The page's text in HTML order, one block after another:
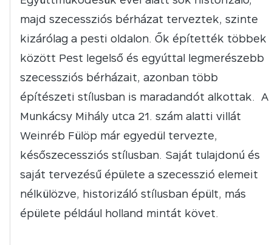
majd szecessziós bérházat terveztek, szinte
kizárólag a pesti oldalon. Ők építették többek
között Pest legelső és egyúttal legmerészebb
szecessziós bérházait, azonban több
építészeti stílusban is maradandót alkottak. A
Munkácsy Mihály utca 21. szám alatti villát
Weinréb Fülöp már egyedül tervezte,
későszecessziós stílusban. Saját tulajdonú és
saját tervezésű épülete a szecesszió elemeit
nélkülözve, historizáló stílusban épült, más
épülete például holland mintát követ.